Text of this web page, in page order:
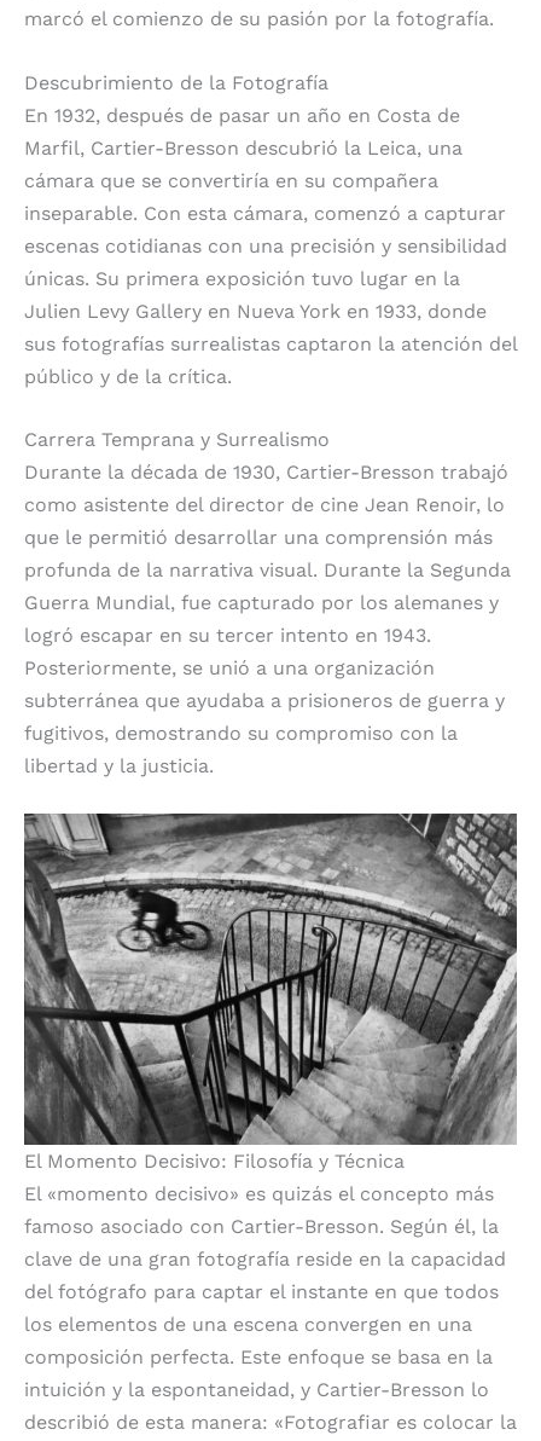
marcó el comienzo de su pasión por la fotografía.
Descubrimiento de la Fotografía
En 1932, después de pasar un año en Costa de
Marfil, Cartier-Bresson descubrió la Leica, una
cámara que se convertiría en su compañera
inseparable. Con esta cámara, comenzó a capturar
escenas cotidianas con una precisión y sensibilidad
únicas. Su primera exposición tuvo lugar en la
Julien Levy Gallery en Nueva York en 1933, donde
sus fotografías surrealistas captaron la atención del
público y de la crítica.
Carrera Temprana y Surrealismo
Durante la década de 1930, Cartier-Bresson trabajó
como asistente del director de cine Jean Renoir, lo
que le permitió desarrollar una comprensión más
profunda de la narrativa visual. Durante la Segunda
Guerra Mundial, fue capturado por los alemanes y
logró escapar en su tercer intento en 1943.
Posteriormente, se unió a una organización
subterránea que ayudaba a prisioneros de guerra y
fugitivos, demostrando su compromiso con la
libertad y la justicia.
El Momento Decisivo: Filosofía y Técnica
El «momento decisivo» es quizás el concepto más
famoso asociado con Cartier-Bresson. Según él, la
clave de una gran fotografía reside en la capacidad
del fotógrafo para captar el instante en que todos
los elementos de una escena convergen en una
composición perfecta. Este enfoque se basa en la
intuición y la espontaneidad, y Cartier-Bresson lo
describió de esta manera: «Fotografiar es colocar la